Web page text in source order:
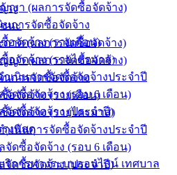
ญา (ผลการจัดซื้อจัดจ้าง)
นการจัดซื้อจัดจ้าง
อจัดจ้าง (รายเดือน)
อจัดจ้าง (รายไตรมาส)
ำเนินการจัดซื้อจัดจ้างประจำปี
จัดซื้อจัดจ้าง (รอบ 6 เดือน)
จัดซื้อจัดจ้าง (ประจำปี)
งพัสดุ
ริการทางระบบออนไลน์ เทศบาล
าง
นะ
กาศ (ผลการจัดซื้อจัดจ้าง)
ญา (ผลการจัดซื้อจัดจ้าง)
นการจัดซื้อจัดจ้าง
อจัดจ้าง (รายเดือน)
อจัดจ้าง (รายไตรมาส)
ำเนินการจัดซื้อจัดจ้างประจำปี
จัดซื้อจัดจ้าง (รอบ 6 เดือน)
จัดซื้อจัดจ้าง (ประจำปี)